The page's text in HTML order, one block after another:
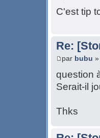
C'est tip
Re:
par bubu
question
Serait-il
Thks